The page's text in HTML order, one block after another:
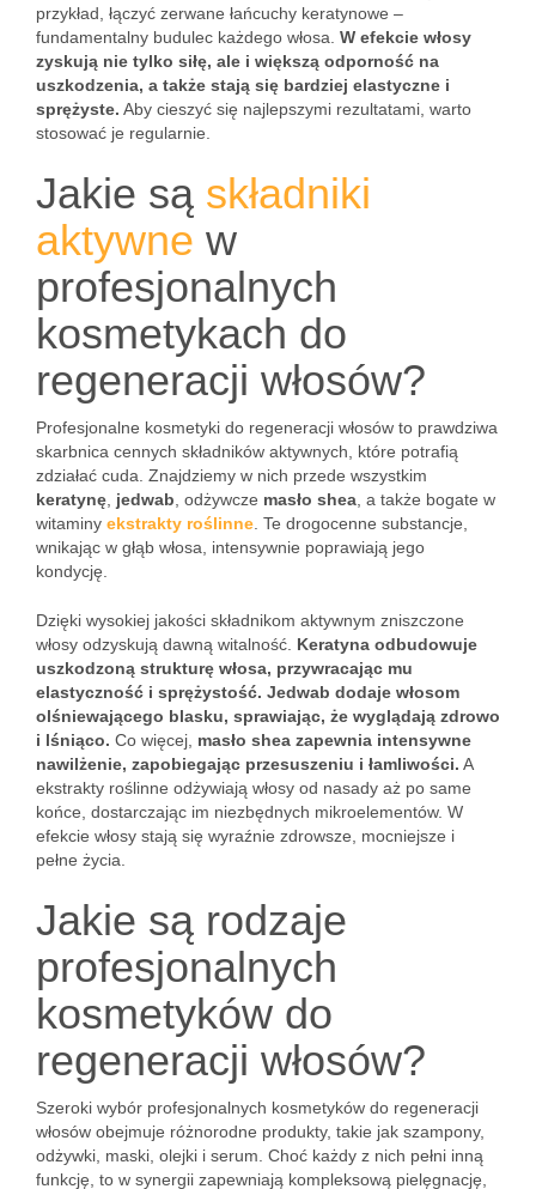
przykład, łączyć zerwane łańcuchy keratynowe –
fundamentalny budulec każdego włosa. W efekcie włosy
zyskują nie tylko siłę, ale i większą odporność na
uszkodzenia, a także stają się bardziej elastyczne i
sprężyste. Aby cieszyć się najlepszymi rezultatami, warto
stosować je regularnie.
Jakie są składniki
aktywne w
profesjonalnych
kosmetykach do
regeneracji włosów?
Profesjonalne kosmetyki do regeneracji włosów to prawdziwa
skarbnica cennych składników aktywnych, które potrafią
zdziałać cuda. Znajdziemy w nich przede wszystkim
keratynę jedwab , odżywcze masło shea , a także bogate w
witaminy ekstrakty roślinne . Te drogocenne substancje,
wnikając w głąb włosa, intensywnie poprawiają jego
kondycję.
Dzięki wysokiej jakości składnikom aktywnym zniszczone
włosy odzyskują dawną witalność. Keratyna odbudowuje
uszkodzoną strukturę włosa, przywracając mu
elastyczność i sprężystość. Jedwab dodaje włosom
olśniewającego blasku, sprawiając, że wyglądają zdrowo
i lśniąco. Co więcej, masło shea zapewnia intensywne
nawilżenie, zapobiegając przesuszeniu i łamliwości. A
ekstrakty roślinne odżywiają włosy od nasady aż po same
końce, dostarczając im niezbędnych mikroelementów. W
efekcie włosy stają się wyraźnie zdrowsze, mocniejsze i
pełne życia.
Jakie są rodzaje
profesjonalnych
kosmetyków do
regeneracji włosów?
Szeroki wybór profesjonalnych kosmetyków do regeneracji
włosów obejmuje różnorodne produkty, takie jak szampony,
odżywki, maski, olejki i serum. Choć każdy z nich pełni inną
funkcję, to w synergii zapewniają kompleksową pielęgnację,